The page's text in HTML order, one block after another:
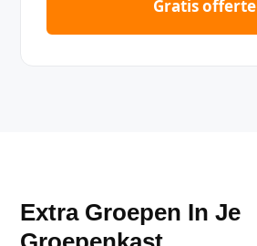
Gratis offerte
Extra Groepen In Je